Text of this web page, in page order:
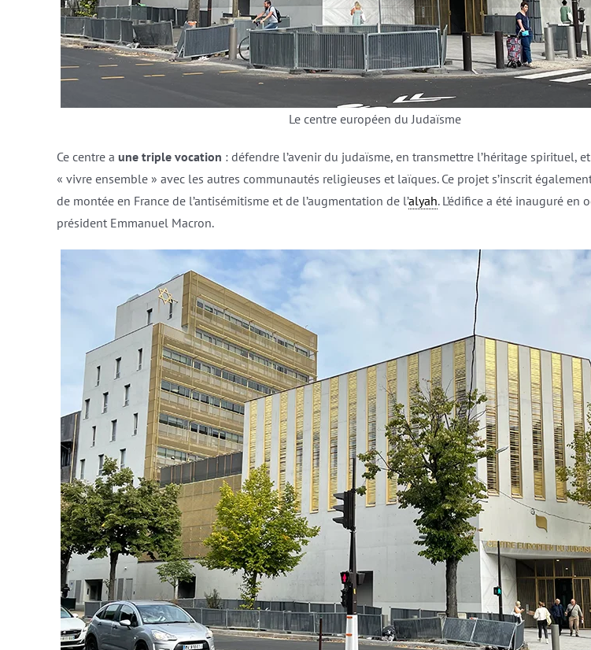
Le centre européen du Judaïsme
Ce centre a une triple vocation : défendre l’avenir du judaïsme, en transmettre l’héritage spirituel,
« vivre ensemble » avec les autres communautés religieuses et laïques. Ce projet s’inscrit
de montée en France de l’antisémitisme et de l’augmentation de l’alyah. L’édifice a été inauguré en
président Emmanuel Macron.